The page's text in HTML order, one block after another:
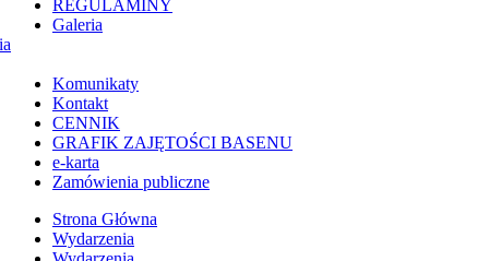
REGULAMINY
Galeria
Komunikaty
Kontakt
CENNIK
GRAFIK ZAJĘTOŚCI BASENU
e-karta
Zamówienia publiczne
Strona Główna
Wydarzenia